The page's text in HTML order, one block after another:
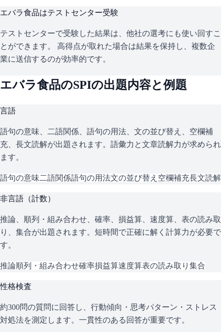
エバラ食品はテストセンター受験
テストセンターで受験した結果は、他社の選考にも使い回すこ
とができます。 高得点が取れた場合は結果を保持し、複数企
業に送信するのが効率的です。
エバラ食品のSPIの出題内容と例題
言語
語句の意味、二語関係、語句の用法、文の並び替え、空欄補
充、長文読解が出題されます。語彙力と文章読解力が求められ
ます。
語句の意味二語関係語句の用法文の並び替え 空欄補充長文読解
非言語（計数）
推論、順列・組み合わせ、確率、損益算、速度算、表の読み取
り、集合が出題されます。短時間で正確に解く計算力が必要で
す。
推論順列・組み合わせ確率損益算速度算表の読み取り 集合
性格検査
約300問の質問に回答し、行動傾向・思考パターン・ストレス
対処法を測定します。一貫性のある回答が重要です。